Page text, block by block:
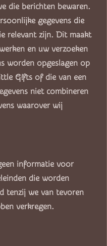
die berichten bewaren.
gegevens die
relevant zijn. Dit maakt
en uw verzoeken
worden opgeslagen op
G!fts of die van een
niet combineren
waarover wij
informatie voor
die worden
tenzij we van tevoren
verkregen.